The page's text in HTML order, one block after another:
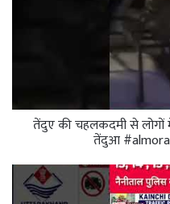
तेंदुए की चहलकदमी से लोगों
तेंदुआ